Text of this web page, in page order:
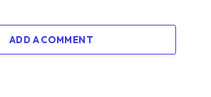
ADD A COMMENT